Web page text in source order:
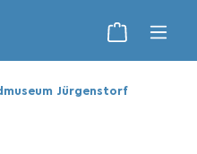
Jürgenstorf